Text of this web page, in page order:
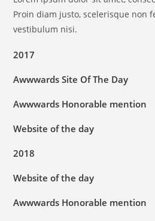
Proin diam justo, scelerisque non
vestibulum nisi.
2017
Awwwards Site Of The Day
Awwwards Honorable mention
Website of the day
2018
Website of the day
Awwwards Honorable mention